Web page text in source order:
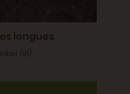
longues
(01)